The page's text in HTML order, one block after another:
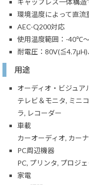
ギャップレス一体構造
環境温度によって直流
AEC-Q200対応
使用温度範囲：-40℃
耐電圧：
用途
オーディオ・ビジュア
テレビ＆モニタ, ミニ
ラ, レコーダー
車載
カーオーディオ, カー
PC周辺機器
PC, プリンタ, プロジェ
家電